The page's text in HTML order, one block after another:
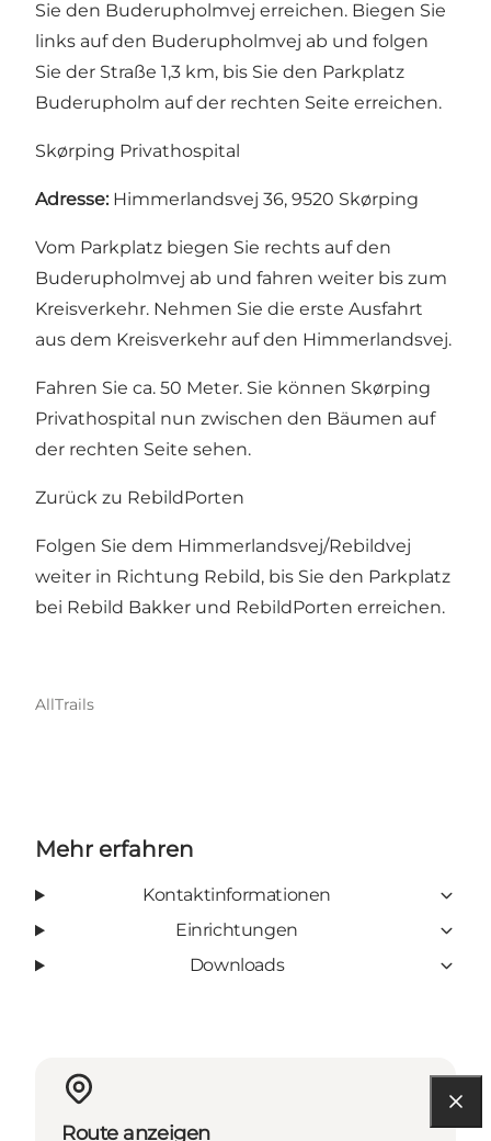
Sie den Buderupholmvej erreichen. Biegen Sie
links auf den Buderupholmvej ab und folgen
Sie der Straße 1,3 km, bis Sie den Parkplatz
Buderupholm auf der rechten Seite erreichen.
Skørping Privathospital
Adresse: Himmerlandsvej 36, 9520 Skørping
Vom Parkplatz biegen Sie rechts auf den
Buderupholmvej ab und fahren weiter bis zum
Kreisverkehr. Nehmen Sie die erste Ausfahrt
aus dem Kreisverkehr auf den Himmerlandsvej.
Fahren Sie ca. 50 Meter. Sie können Skørping
Privathospital nun zwischen den Bäumen auf
der rechten Seite sehen.
Zurück zu RebildPorten
Folgen Sie dem Himmerlandsvej/Rebildvej
weiter in Richtung Rebild, bis Sie den Parkplatz
bei Rebild Bakker und RebildPorten erreichen.
AllTrails
Mehr erfahren
Kontaktinformationen
Einrichtungen
Downloads
Route anzeigen